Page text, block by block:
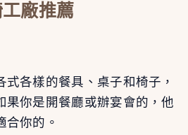
廠推薦
各樣的餐具、桌子和椅子，
果你是開餐廳或辦宴會的，他
合你的。